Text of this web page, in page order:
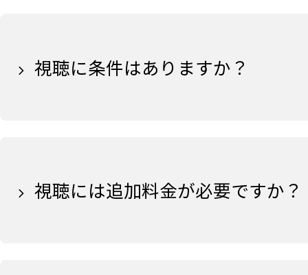
視聴に条件はありますか？
視聴には追加料金が必要ですか？